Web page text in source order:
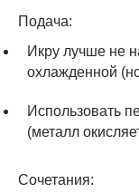
Подача:
Икру лучше не
охлажденной
Использовать
(металл
Сочетания: